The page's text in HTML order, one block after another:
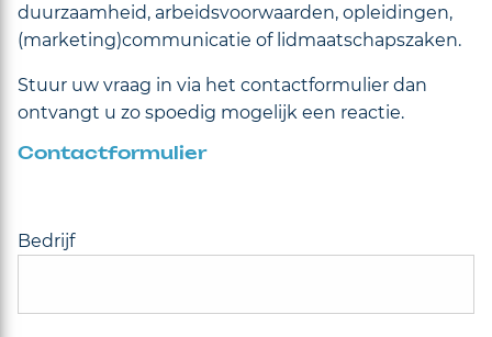
duurzaamheid, arbeidsvoorwaarden, opleidingen,
(marketing)communicatie of lidmaatschapszaken.
Stuur uw vraag in via het contactformulier dan
ontvangt u zo spoedig mogelijk een reactie.
Contactformulier
Bedrijf